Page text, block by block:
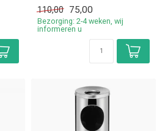
✓ Staal
✓ Bre...
110,00 75,00
Bezorging: 2-4 weken, wij
informeren u